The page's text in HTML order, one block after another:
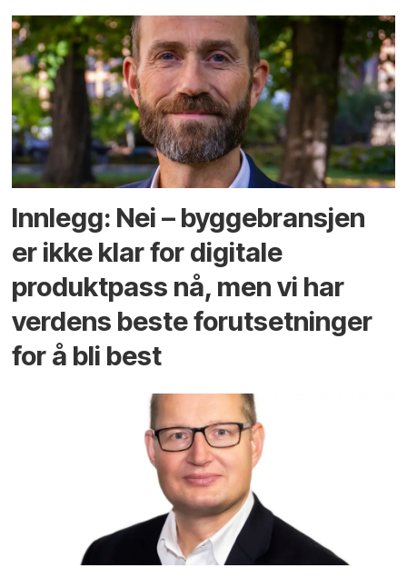
Innlegg: Nei – byggebransjen
er ikke klar for digitale
produktpass nå, men vi har
verdens beste forutsetninger
for å bli best